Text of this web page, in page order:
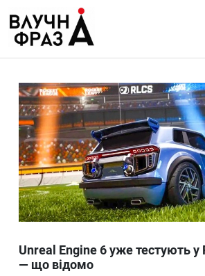
содержимому
Гроші
Життя
Лайфстайл
ТехноНаука
Людина
Ukraine
Unreal Engine 6 уже тестують у
— що відомо